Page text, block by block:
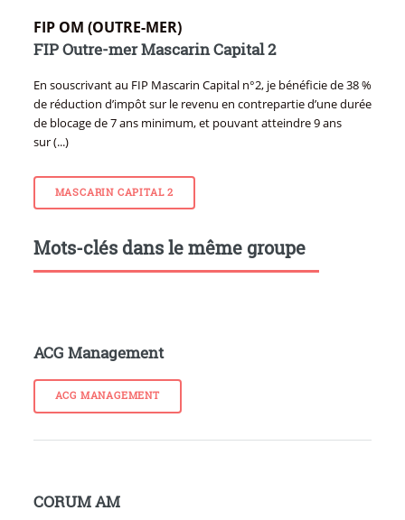
FIP OM (OUTRE-MER)
FIP Outre-mer Mascarin Capital 2
En souscrivant au FIP Mascarin Capital n°2, je bénéficie de 38 %
de réduction d’impôt sur le revenu en contrepartie d’une durée
de blocage de 7 ans minimum, et pouvant atteindre 9 ans
sur (...)
MASCARIN CAPITAL 2
Mots-clés dans le même groupe
ACG Management
ACG MANAGEMENT
CORUM AM